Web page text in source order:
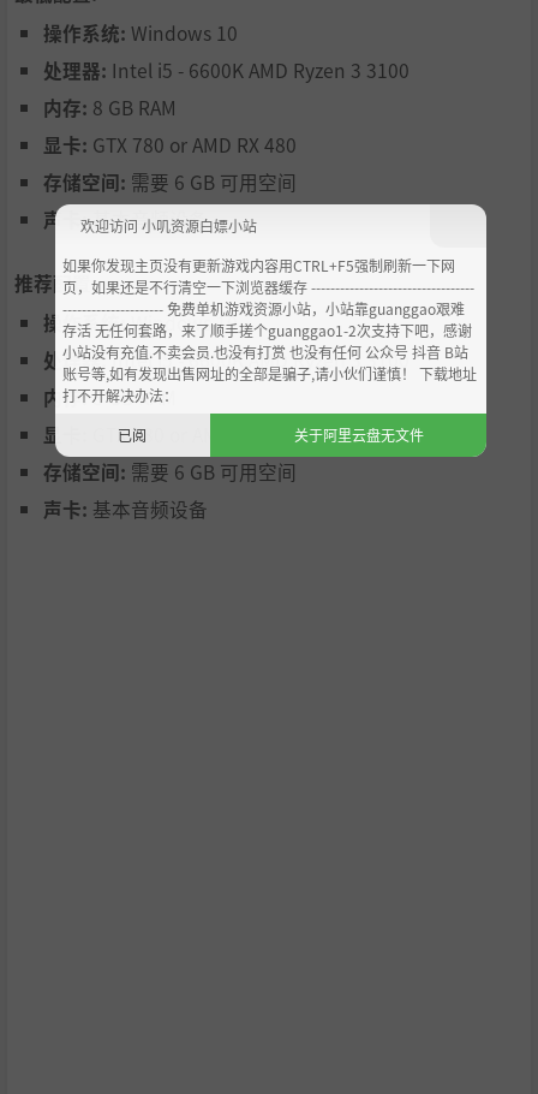
传奇车手– 每个时代都有它的英雄。虚构的车手灵感来源于
现实中的赛车偶像，他们拥有独特的头盔和技能：轮胎专
家、雨天大师、以及 pit stop 策略家。他们的优势可能是通
往胜利的关键。
赛车历史之旅– 故事模式邀请你重温赛车历史中的关键时
刻。参与基于时代的冠军赛，驾驭传奇赛车，并将你的名字
刻在历史上。
操作系统: Windows 10
处理器: Intel i5 - 6600K AMD Ryzen 3 3100
内存: 8 GB RAM
显卡: GTX 780 or AMD RX 480
存储空间: 需要 6 GB 可用空间
声卡:基本音频设备
推荐配置:
操作系统:Windows 10
处理器:Intel i5 - 6600K AMD Ryzen 3 3100
内存:8 GB RAM
显卡:
GTX 780 or AMD RX 480
存储空间: 需要 6 GB 可用空间
声卡: 基本音频设备
欢迎访问 小叽资源白嫖小站
如果你发现主页没有更新游戏内容用CTRL+F5强制刷新一下网
页，如果还是不行清空一下浏览器缓存 ----------------------------------
--------------------- 免费单机游戏资源小站，小站靠guanggao艰难
存活 无任何套路，来了顺手搓个guanggao1-2次支持下吧，感谢
小站没有充值.不卖会员.也没有打赏 也没有任何 公众号 抖音 B站
账号等,如有发现出售网址的全部是骗子,请小伙们谨慎！ 下载地址
打不开解决办法：
已阅
关于阿里云盘无文件